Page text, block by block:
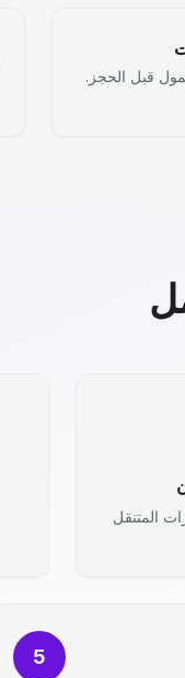
قبل الحجز.
المتنقل
5